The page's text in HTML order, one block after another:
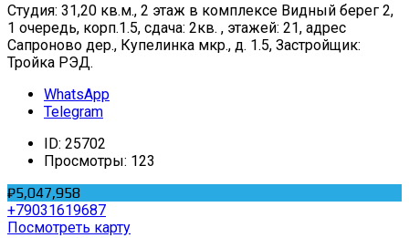
Студия: 31,20 кв.м., 2 этаж в комплексе Видный берег 2,
1 очередь, корп.1.5, сдача: 2кв. , этажей: 21, адрес
Сапроново дер., Купелинка мкр., д. 1.5, Застройщик:
Тройка РЭД.
WhatsApp
Telegram
ID: 25702
Просмотры: 123
₽5,047,958
+79031619687
Посмотреть карту